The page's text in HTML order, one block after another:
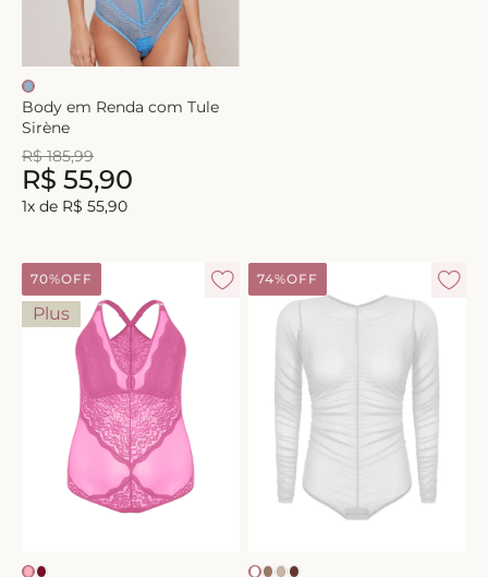
Body em Renda com Tule
Sirène
R$ 185,99
R$ 55,90
1x de R$ 55,90
70%OFF
Plus
74%OFF